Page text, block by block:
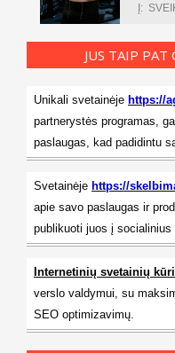
Į:
JUS TAIP PAT
Unikali svetainėje https://
partnerystės programas,
paslaugas, kad padidintu
Svetainėje https://
apie savo paslaugas ir
publikuoti juos į socialinius
Internetinių svetainių
verslo valdymui, su
SEO optimizavimų.